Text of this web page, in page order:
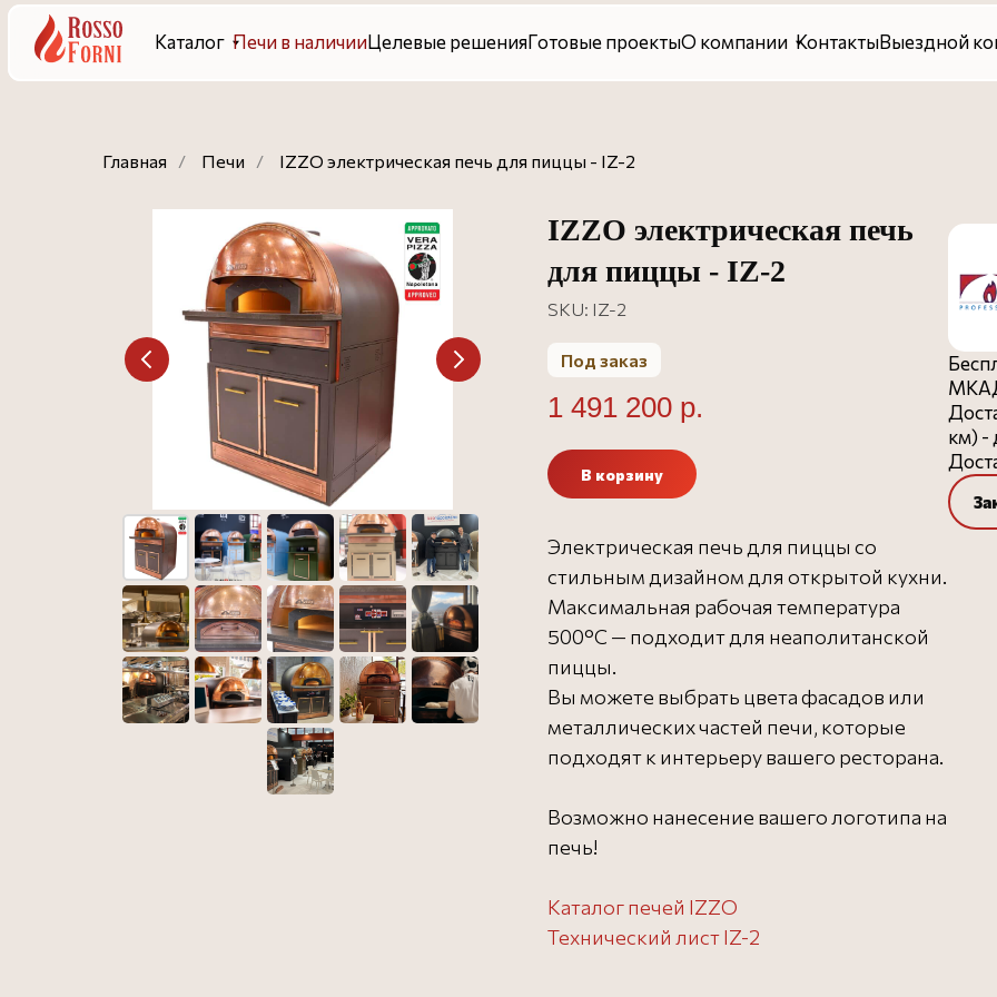
Каталог Печи в наличииЦелевые решенияГотовые проектыО компании КонтактыВыездной консалтинг
Главная / Печи / IZZO электрическая печь для пиццы - IZ-2
IZZO электрическая печь
для пиццы - IZ-2
SKU: IZ-2
Под заказ
1 491 200 р.
В корзину
Электрическая печь для пиццы со
стильным дизайном для открытой кухни.
Максимальная рабочая температура
500°C — подходит для неаполитанской
пиццы.
Вы можете выбрать цвета фасадов или
металлических частей печи, которые
подходят к интерьеру вашего ресторана.
Возможно нанесение вашего логотипа на
печь!
Каталог печей IZZO
Технический лист IZ-2
км) -